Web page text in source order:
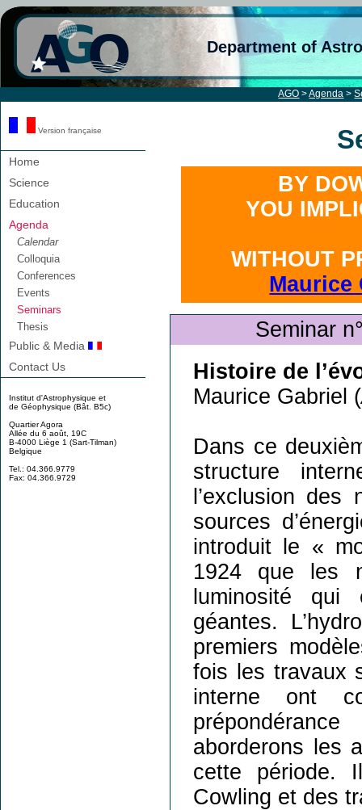
Department of
AGO >Agenda >
Version française
Home
Science
Education
Agenda
Calendar
Colloquia
Conferences
Events
Seminars
Thesis
Public & Media
Contact Us
Institut d'Astrophysique et
de Géophysique (Bât. B5c)
Quartier Agora
Allée du 6 août, 19C
B-4000 Liège 1 (Sart-Tilman)
Belgique
Tel.: 04.366.9779
Fax: 04.366.9729
BY
YOU
WITHOUT
Maurice
Seminar
Histoire de
Maurice Gabriel (
Dans ce
structure
l’exclusion
sources
introduit le «
1924 que les
luminosité qui
géantes.
premiers
fois les travaux
interne ont
aborderons les
cette période.
Cowling et des